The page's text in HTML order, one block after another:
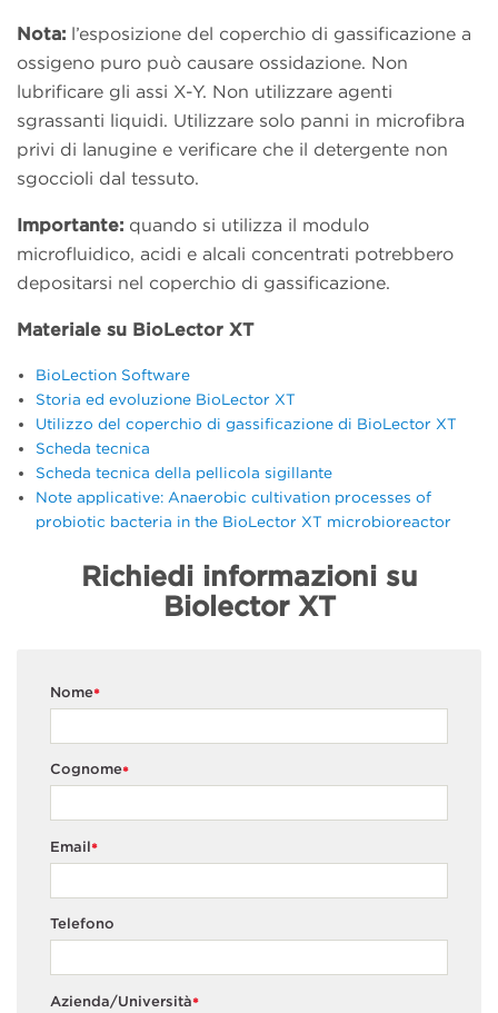
Nota: l’esposizione del coperchio di gassificazione a
ossigeno puro può causare ossidazione. Non
lubrificare gli assi X-Y. Non utilizzare agenti
sgrassanti liquidi. Utilizzare solo panni in microfibra
privi di lanugine e verificare che il detergente non
sgoccioli dal tessuto.
Importante: quando si utilizza il modulo
microfluidico, acidi e alcali concentrati potrebbero
depositarsi nel coperchio di gassificazione.
Materiale su BioLector XT
BioLection Software
Storia ed evoluzione BioLector XT
Utilizzo del coperchio di gassificazione di BioLector XT
Scheda tecnica
Scheda tecnica della pellicola sigillante
Note applicative: Anaerobic cultivation processes of
probiotic bacteria in the BioLector XT microbioreactor
Richiedi informazioni su
Biolector XT
*
Nome
*
Cognome
*
Email
Telefono
*
Azienda/Università